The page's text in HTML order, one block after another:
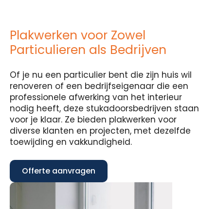
Plakwerken voor Zowel
Particulieren als Bedrijven
Of je nu een particulier bent die zijn huis wil
renoveren of een bedrijfseigenaar die een
professionele afwerking van het interieur
nodig heeft, deze stukadoorsbedrijven staan
voor je klaar. Ze bieden plakwerken voor
diverse klanten en projecten, met dezelfde
toewijding en vakkundigheid.
Offerte aanvragen